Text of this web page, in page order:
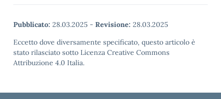
Pubblicato: 28.03.2025 - Revisione: 28.03.2025
Eccetto dove diversamente specificato, questo articolo è
stato rilasciato sotto Licenza Creative Commons
Attribuzione 4.0 Italia.